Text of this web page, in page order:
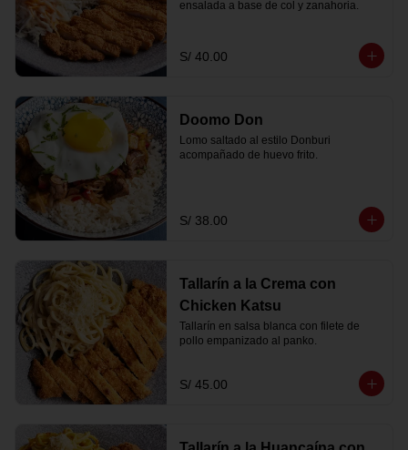
ensalada a base de col y zanahoria.
S/ 40.00
Doomo Don
Lomo saltado al estilo Donburi
acompañado de huevo frito.
S/ 38.00
Tallarín a la Crema con
Chicken Katsu
Tallarín en salsa blanca con filete de
pollo empanizado al panko.
S/ 45.00